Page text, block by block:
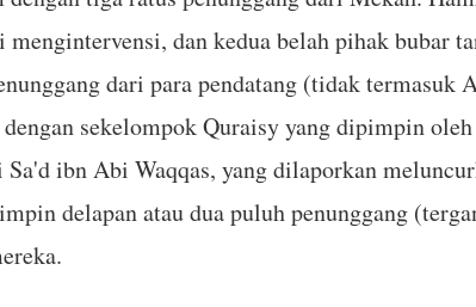
dan kedua belah pihak bubar
dari para pendatang (tidak termasuk
sekelompok Quraisy yang dipimpin
ibn Abi Waqqas, yang dilaporkan
delapan atau dua puluh penunggang